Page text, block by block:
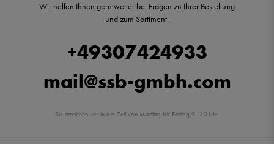
Wir helfen Ihnen gern weiter bei Fragen zu Ihrer Bestellung
und zum Sortiment.
+49307424933
mail@ssb-gmbh.com
Sie erreichen uns in der Zeit von Montag bis Freitag 9 -20 Uhr.